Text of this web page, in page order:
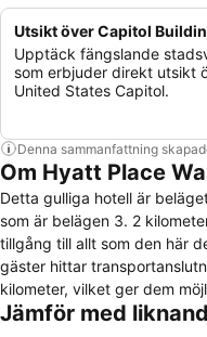
Utsikt över Capitol
Upptäck fängslande
som erbjuder direkt utsikt
United States Capitol.
Denna sammanfattning
Om Hyatt Place
Detta gulliga hotell är
som är belägen 3. 2
tillgång till allt som den här
gäster hittar
kilometer, vilket ger dem
besökare har 8. 0 kilometer
Jämför med